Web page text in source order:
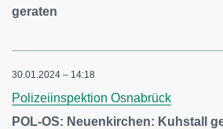
geraten
30.01.2024 – 14:18
Polizeiinspektion Osnabrück
POL-OS: Neuenkirchen: Kuhstall